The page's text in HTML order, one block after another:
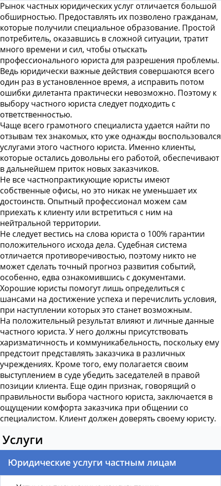
Рынок частных юридических услуг отличается большой
обширностью. Предоставлять их позволено гражданам,
которые получили специальное образование. Простой
потребитель, оказавшись в сложной ситуации, тратит
много времени и сил, чтобы отыскать
профессионального юриста для разрешения проблемы.
Ведь юридически важные действия совершаются всего
один раз в установленное время, а исправить потом
ошибки дилетанта практически невозможно. Поэтому к
выбору частного юриста следует подходить с
ответственностью.
Чаще всего грамотного специалиста удается найти по
отзывам тех знакомых, кто уже однажды воспользовался
услугами этого частного юриста. Именно клиенты,
которые остались довольны его работой, обеспечивают
в дальнейшем приток новых заказчиков.
Не все частнопрактикующие юристы имеют
собственные офисы, но это никак не уменьшает их
достоинств. Опытный профессионал можем сам
приехать к клиенту или встретиться с ним на
нейтральной территории.
Не следует вестись на слова юриста о 100% гарантии
положительного исхода дела. Судебная система
отличается противоречивостью, поэтому никто не
может сделать точный прогноз развития событий,
особенно, едва ознакомившись с документами.
Хорошие юристы помогут лишь определиться с
шансами на достижение успеха и перечислить условия,
при наступлении которых это станет возможным.
На положительный результат влияют и личные данные
частного юриста. У него должны присутствовать
харизматичность и коммуникабельность, поскольку ему
предстоит представлять заказчика в различных
учреждениях. Кроме того, ему полагается своим
выступлением в суде убедить заседателей в правой
позиции клиента. Еще один признак, говорящий о
правильности выбора частного юриста, заключается в
ощущении комфорта заказчика при общении со
специалистом. Клиент должен доверять своему юристу.
Услуги
Юридические услуги частным лицам